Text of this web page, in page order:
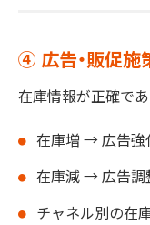
④ 広告・販促施
在庫情報が正確で
在庫増 → 広告強
在庫減 → 広告調
チャネル別の在